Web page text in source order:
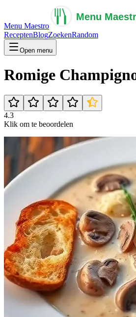
Menu Maestro
ReceptenBlogZoekenRandom
Open menu
Romige
4.3
Klik om te beoordelen